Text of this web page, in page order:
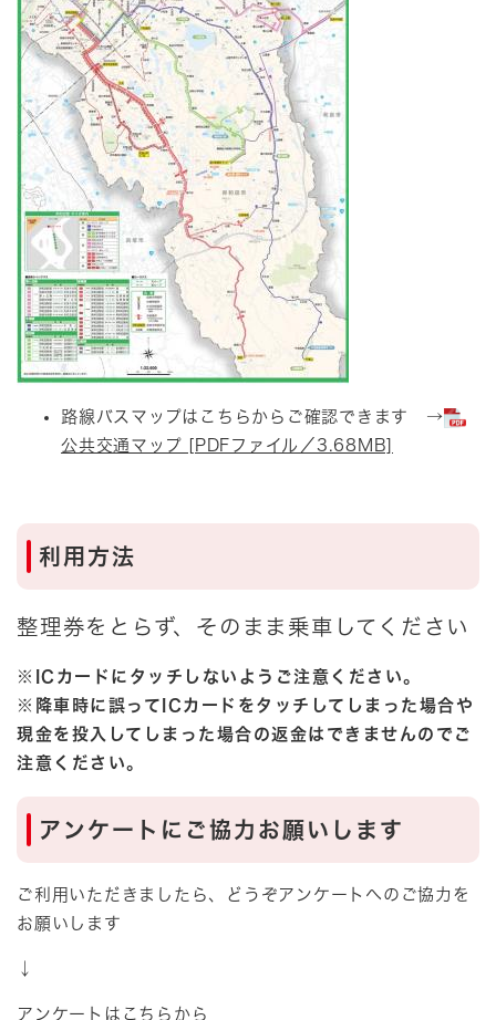
路線バスマップはこちらからご確認できます →
公共交通マップ [PDFファイル／3.68MB]
利用方法
整理券をとらず、そのまま乗車してください
※ICカードにタッチしないようご注意ください。
※降車時に誤ってICカードをタッチしてしまった場合や
現金を投入してしまった場合の返金はできませんのでご
注意ください。
アンケートにご協力お願いします
ご利用いただきましたら、どうぞアンケートへのご協力を
お願いします
↓
アンケートはこちらから